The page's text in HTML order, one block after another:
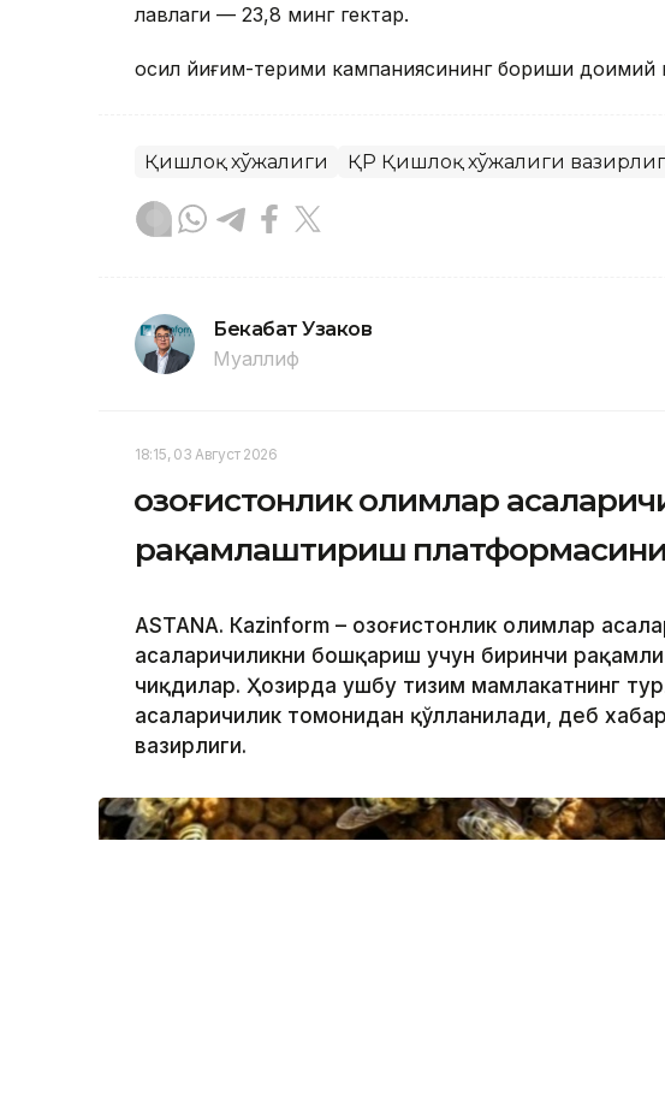
лавлаги — 23,8 минг гектар.
Ҳосил йиғим-терими кампаниясининг бориши доимий
Қишлоқ хўжалиги ҚР Қишлоқ хўжалиги
Бекабат Узаков
Муаллиф
18:15, 03 Август 2026
Қозоғистонлик олимлар
рақамлаштириш
ASTANА. Кazinform – Қозоғистонлик олимлар
асаларичиликни бошқариш учун биринчи
чиқдилар. Ҳозирда ушбу тизим мамлакатнинг
асаларичилик томонидан қўлланилади, деб
вазирлиги.